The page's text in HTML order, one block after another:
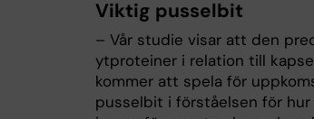
Viktig pusselbit
– Vår studie visar att den
ytproteiner i relation till
kommer att spela för
pusselbit i förståelsen för